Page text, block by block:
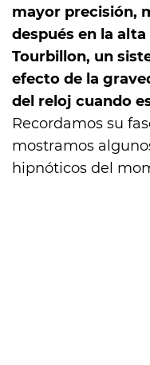
mayor precisión,
después en la
Tourbillon, un
efecto de la
del reloj cuando
Recordamos su
mostramos
hipnóticos del